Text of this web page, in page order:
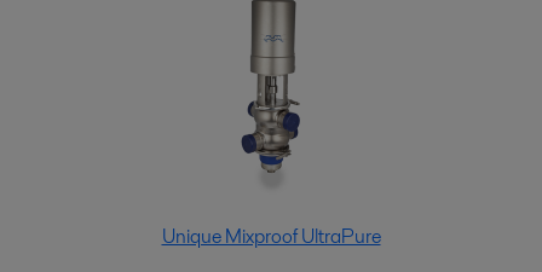
Unique Mixproof UltraPure